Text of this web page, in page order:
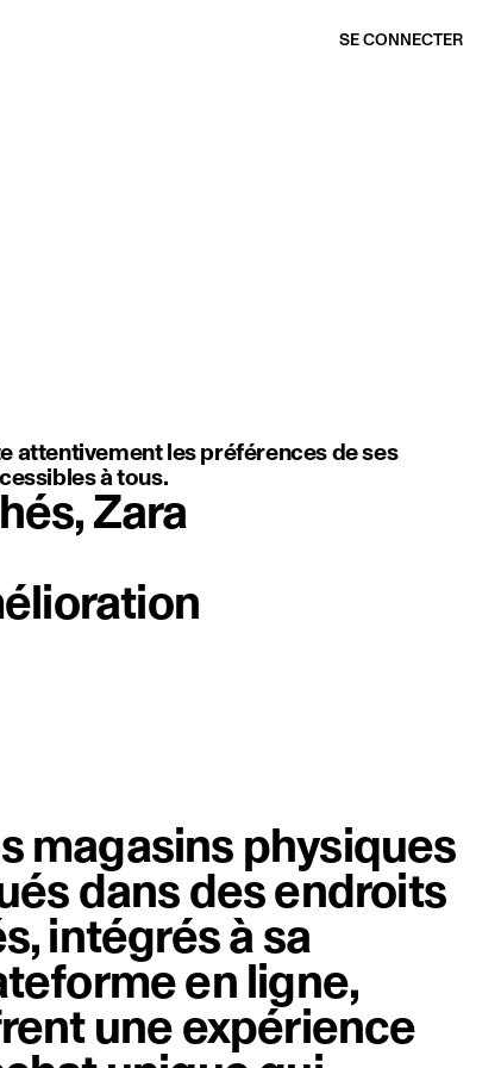
SE CONNECTER
la douceur du mouvement, la légèreté du tissu et
attentivement les préférences de ses
à tous.
Zara
magasins physiques
dans des endroits
intégrés à sa
en ligne,
une expérience